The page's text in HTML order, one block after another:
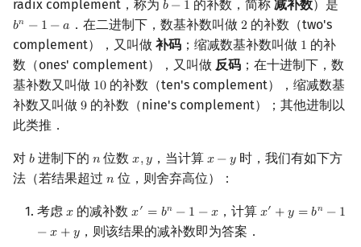
radix complement，称为 𝑏− 1
b −1 的补数，简称减补数）是
𝑏𝑛 − 1 −𝑎
bn −1 −a ．在二进制下，数基补数叫做 2
2的补数（two's
complement），又叫做 补码 ；缩减数基补数叫做 1
1 的补
数（ones' complement），又叫做 反码 ；在十进制下，数
基补数又叫做 10
10 的补数（ten's complement），缩减数基
补数又叫做 9
9 的补数（nine's complement）；其他进制以
此类推．
对 𝑏
b进制下的 𝑛
n 位数𝑥,𝑦
x,y ，当计算 𝑥−𝑦
x−y
时，我们有如下方
法（若结果超过 𝑛
n 位，则舍弃高位）：
考虑 𝑥
x 的减补数𝑥′ = 𝑏𝑛 − 1 −𝑥
x′ bn−1 −x ，计算 𝑥′ +𝑦 = 𝑏𝑛 − 1
−𝑥 +𝑦
x′ +y=b n− 1−x +y
，则该结果的减补数即为答案．